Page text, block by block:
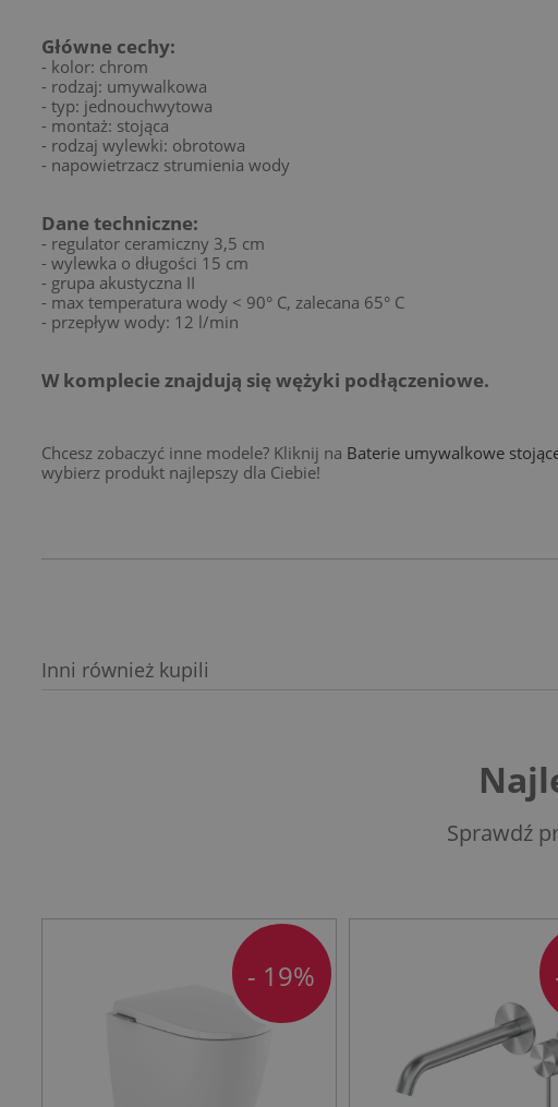
Główne cechy:
- kolor: chrom
- rodzaj: umywalkowa
- typ: jednouchwytowa
- montaż: stojąca
- rodzaj wylewki: obrotowa
- napowietrzacz strumienia wody
Dane techniczne:
- regulator ceramiczny 3,5 cm
- wylewka o długości 15 cm
- grupa akustyczna II
- max temperatura wody < 90° C, zalecana 65° C
- przepływ wody: 12 l/min
W komplecie znajdują się wężyki podłączeniowe.
Chcesz zobaczyć inne modele? Kliknij na Baterie umywalkowe
wybierz produkt najlepszy dla Ciebie!
Inni również kupili
Sprawdź
- 19%